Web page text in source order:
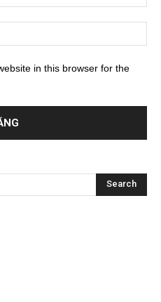
in this browser for the